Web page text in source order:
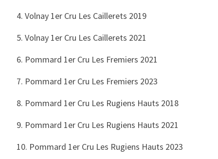
4. Volnay 1er Cru Les Caillerets 2019
5. Volnay 1er Cru Les Caillerets 2021
6. Pommard 1er Cru Les Fremiers 2021
7. Pommard 1er Cru Les Fremiers 2023
8. Pommard 1er Cru Les Rugiens Hauts 2018
9. Pommard 1er Cru Les Rugiens Hauts 2021
10. Pommard 1er Cru Les Rugiens Hauts 2023